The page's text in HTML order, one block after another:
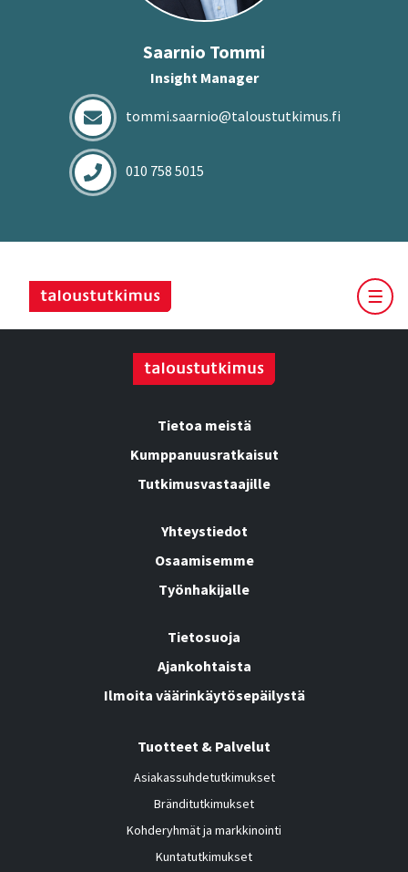
Saar­nio Tommi
Insight Manager
tommi.saarnio@taloustutkimus.fi
010 758 5015
Tietoa meistä
Kumppanuusratkaisut
Tutkimusvastaajille
Yhteystiedot
Osaamisemme
Työnhakijalle
Tietosuoja
Ajankohtaista
Ilmoita väärinkäytösepäilystä
Tuotteet & Palvelut
Asiakassuhdetutkimukset
Bränditutkimukset
Kohderyhmät ja markkinointi
Kuntatutkimukset